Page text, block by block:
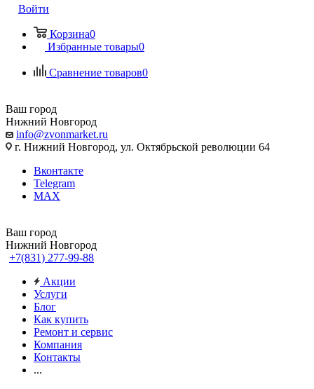
Войти
Корзина0
Избранные товары0
Сравнение товаров0
Ваш город
Нижний Новгород
info@zvonmarket.ru
г. Нижний Новгород, ул. Октябрьской революции 64
Вконтакте
Telegram
MAX
Ваш город
Нижний Новгород
+7(831) 277-99-88
Акции
Услуги
Блог
Как купить
Ремонт и сервис
Компания
Контакты
...